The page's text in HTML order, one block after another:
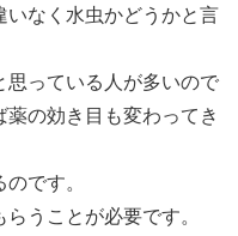
いなく水虫かどうかと言
思っている人が多いので
の効き目も変わってき
です。
うことが必要です。